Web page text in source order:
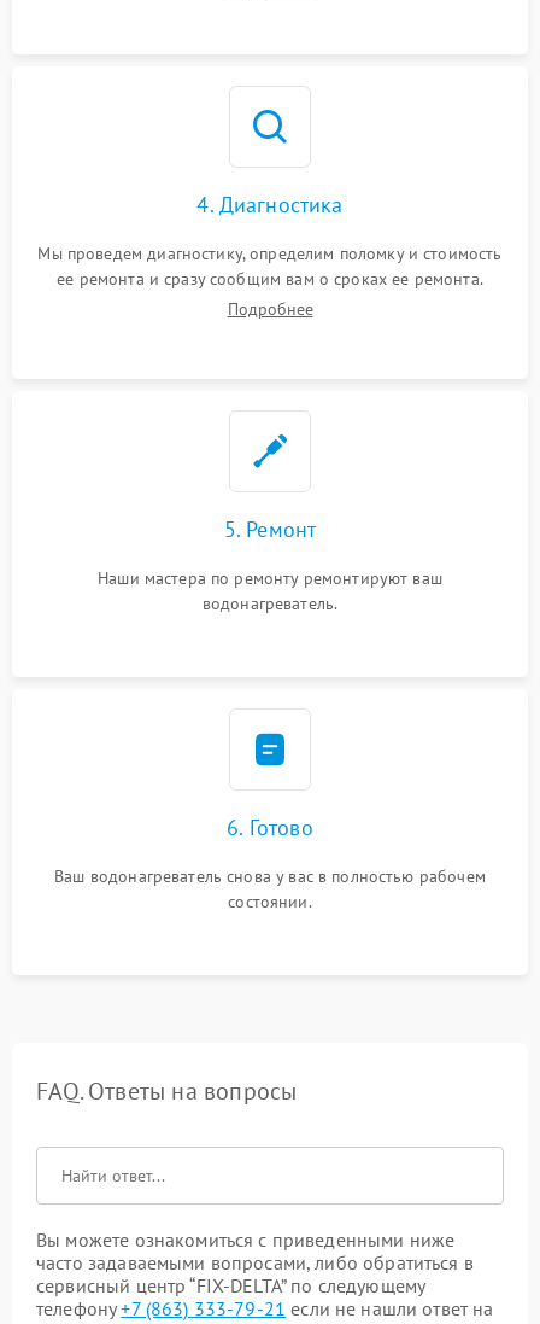
4. Диагностика
Мы проведем диагностику, определим поломку и стоимость
ее ремонта и сразу сообщим вам о сроках ее ремонта.
Подробнее
5. Ремонт
Наши мастера по ремонту ремонтируют ваш
водонагреватель.
6. Готово
Ваш водонагреватель снова у вас в полностью рабочем
состоянии.
FAQ. Ответы на вопросы
Вы можете ознакомиться с приведенными ниже
часто задаваемыми вопросами, либо обратиться в
сервисный центр “FIX-DELTA” по следующему
телефону+7 (863) 333-79-21 если не нашли ответ на